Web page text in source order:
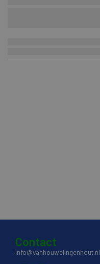
Contact
info@vanhouwelingenhout.nl